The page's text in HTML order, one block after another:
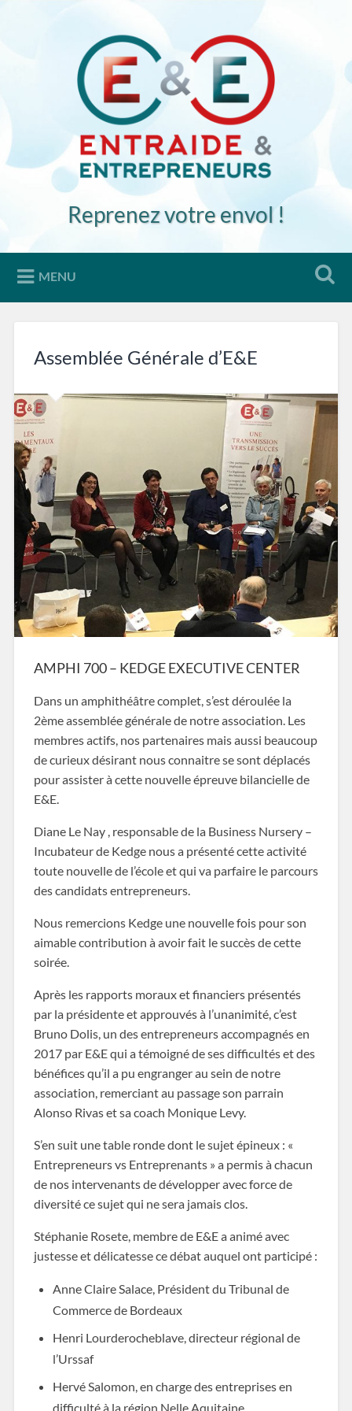
Reprenez votre envol !
MENU
Assemblée Générale d’E&E
AMPHI 700 – KEDGE EXECUTIVE CENTER
Dans un amphithéâtre complet, s’est déroulée la
2ème assemblée générale de notre association. Les
membres actifs, nos partenaires mais aussi beaucoup
de curieux désirant nous connaitre se sont déplacés
pour assister à cette nouvelle épreuve bilancielle de
E&E.
Diane Le Nay , responsable de la Business Nursery –
Incubateur de Kedge nous a présenté cette activité
toute nouvelle de l’école et qui va parfaire le parcours
des candidats entrepreneurs.
Nous remercions Kedge une nouvelle fois pour son
aimable contribution à avoir fait le succès de cette
soirée.
Après les rapports moraux et financiers présentés
par la présidente et approuvés à l’unanimité, c’est
Bruno Dolis, un des entrepreneurs accompagnés en
2017 par E&E qui a témoigné de ses difficultés et des
bénéfices qu’il a pu engranger au sein de notre
association, remerciant au passage son parrain
Alonso Rivas et sa coach Monique Levy.
S’en suit une table ronde dont le sujet épineux : «
Entrepreneurs vs Entreprenants » a permis à chacun
de nos intervenants de développer avec force de
diversité ce sujet qui ne sera jamais clos.
Stéphanie Rosete, membre de E&E a animé avec
justesse et délicatesse ce débat auquel ont participé :
Anne Claire Salace, Président du Tribunal de
Commerce de Bordeaux
Henri Lourderocheblave, directeur régional de
l’Urssaf
Hervé Salomon, en charge des entreprises en
difficulté à la région Nelle Aquitaine